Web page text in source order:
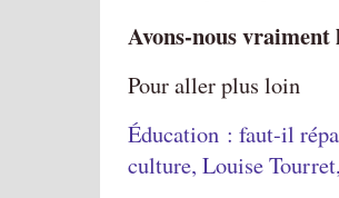
Avons-nous vraiment
Pour aller plus loin
Éducation : faut-il
culture, Louise